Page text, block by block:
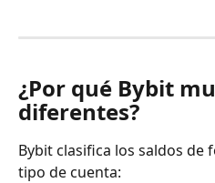
¿Por qué Bybit
diferentes?
Bybit clasifica los saldos
tipo de cuenta: